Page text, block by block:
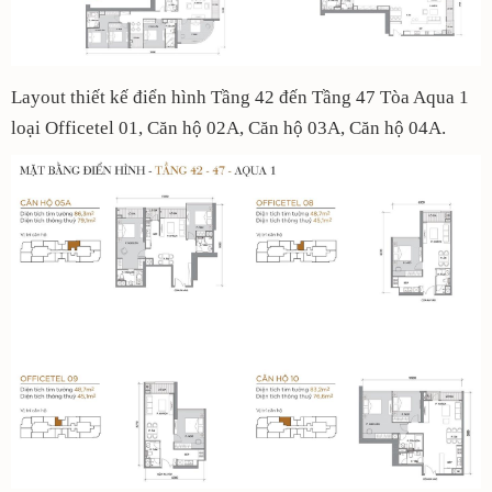
Layout thiết kế điển hình Tầng 42 đến Tầng 47 Tòa Aqua 1
loại Officetel 01, Căn hộ 02A, Căn hộ 03A, Căn hộ 04A.